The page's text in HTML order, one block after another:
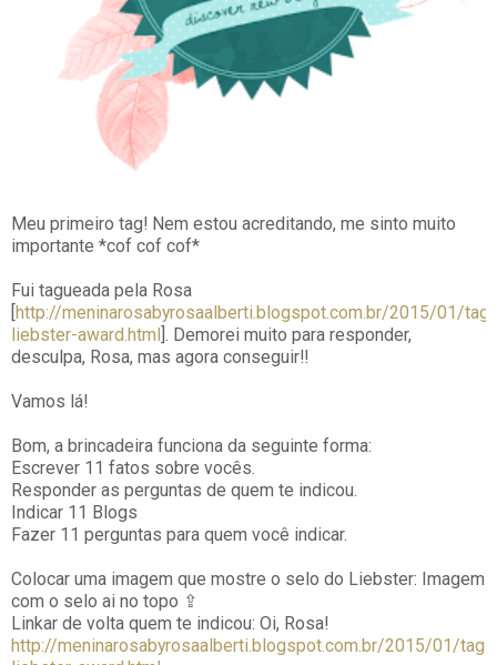
Meu primeiro tag! Nem estou acreditando, me sinto muito
importante *cof cof cof*
Fui tagueada pela Rosa
[http://meninarosabyrosaalberti.blogspot.com.br/2015/01/tag-
liebster-award.html]. Demorei muito para responder,
desculpa, Rosa, mas agora conseguir!!
Vamos lá!
Bom, a brincadeira funciona da seguinte forma:
Escrever 11 fatos sobre vocês.
Responder as perguntas de quem te indicou.
Indicar 11 Blogs
Fazer 11 perguntas para quem você indicar.
Colocar uma imagem que mostre o selo do Liebster: Imagem
com o selo ai no topo ⇪
Linkar de volta quem te indicou: Oi, Rosa!
http://meninarosabyrosaalberti.blogspot.com.br/2015/01/tag-